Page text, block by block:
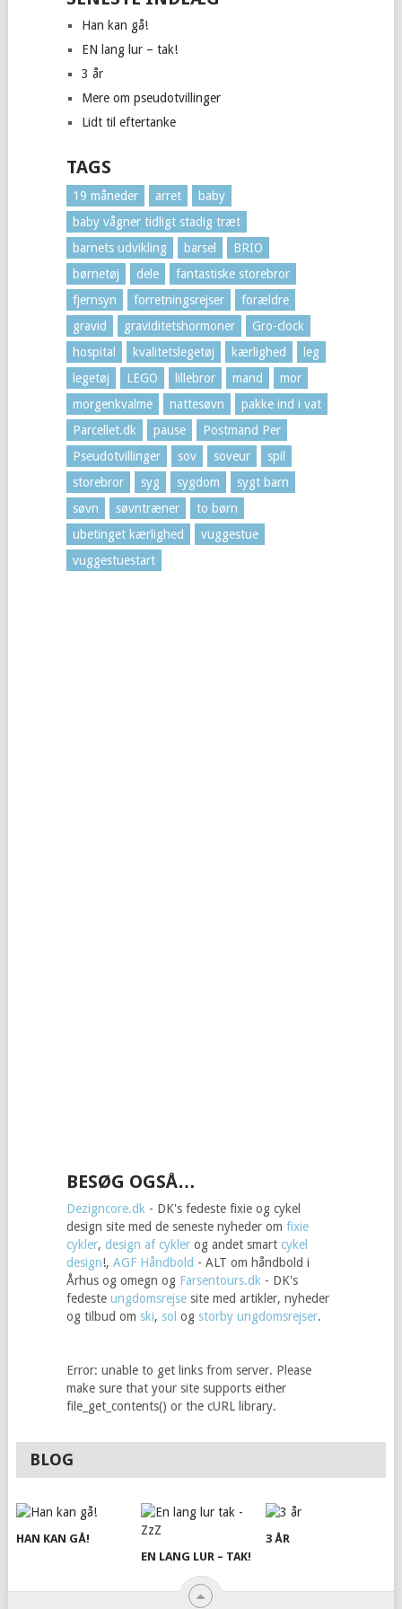
Han kan gå!
EN lang lur – tak!
3 år
Mere om pseudotvillinger
Lidt til eftertanke
TAGS
19 måneder arret
baby
baby vågner tidligt stadig træt
barnets udvikling
barsel
BRIO
børnetøj
dele
fantastiske storebror
fjernsyn
forretningsrejser
forældre
gravid
graviditetshormoner
Gro-clock
hospital
kvalitetslegetøj kærlighed
leg
legetøj
LEGO lillebror mand
mor
morgenkvalme
nattesøvn
pakke ind i vat
Parcellet.dk
pause
Postmand Per
Pseudotvillinger
sov soveur
spil
storebror
syg sygdom
sygt barn
søvn
søvntræner
to børn
ubetinget kærlighed
vuggestue
vuggestuestart
BESØG OGSÅ…
Dezigncore.dk - DK's fedeste fixie og cykel
design site med de seneste nyheder om fixie
cykler, design af cyklerog andet smart cykel
design!, AGF Håndbold - ALT om håndbold i
Århus og omegn og Farsentours.dk - DK's
fedeste ungdomsrejsesite med artikler, nyheder
og tilbud om ski, sol og storby ungdomsrejser.
Error: unable to get links from server. Please
make sure that your site supports either
file_get_contents() or the cURL library.
BLOG
HAN KAN GÅ!
EN LANG LUR – TAK!
3 ÅR